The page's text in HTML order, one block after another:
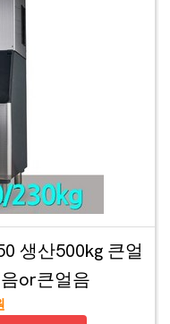
생산500kg 큰얼
or큰얼음